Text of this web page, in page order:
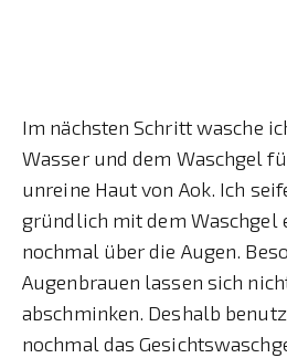
Im nächsten Schritt wasche
Wasser und dem Waschgel
unreine Haut von Aok. Ich
gründlich mit dem Waschgel
nochmal über die Augen.
Augenbrauen lassen sich
abschminken. Deshalb
nochmal das